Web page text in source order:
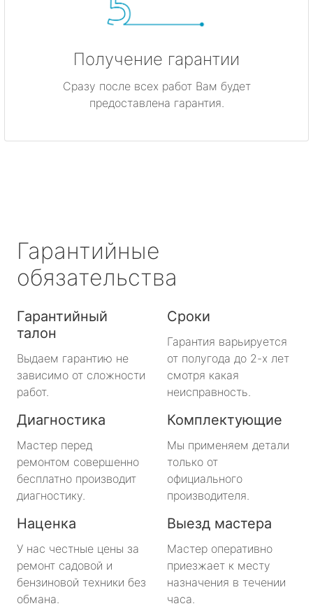
Получение гарантии
Сразу после всех работ Вам будет
предоставлена гарантия.
Гарантийные
обязательства
Гарантийный
талон
Выдаем гарантию не
зависимо от сложности
работ.
Сроки
Гарантия варьируется
от полугода до 2-х лет
смотря какая
неисправность.
Диагностика
Мастер перед
ремонтом совершенно
бесплатно производит
диагностику.
Комплектующие
Мы применяем детали
только от
официального
производителя.
Наценка
У нас честные цены за
ремонт садовой и
бензиновой техники без
обмана.
Выезд мастера
Мастер оперативно
приезжает к месту
назначения в течении
часа.